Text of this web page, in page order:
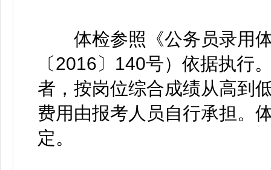
体检参照《公务员录用体
〔2016〕140号）依据执行
者，按岗位综合成绩从高到
费用由报考人员自行承担。
定。